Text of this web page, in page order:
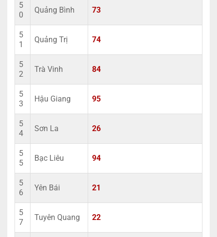
5
0
Quảng Bình 73
5
1
Quảng Trị 74
5
2
Trà Vinh 84
5
3
Hậu Giang 95
5
4
Sơn La 26
5
5
Bạc Liêu 94
5
6
Yên Bái 21
5
7
Tuyên Quang 22